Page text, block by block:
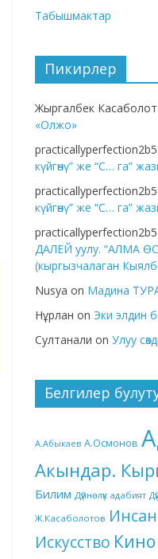
Табышмактар
Пикирлер
Жыргалбек Касаболот
«Олжо»
күйгөнү” же “С… га”
күйгөнү” же “С… га”
ДАЛЕЙ уулу. “АЛМА
(кыргызчалаган
Nusya on Мадина
Нұрлан on Эки элдин
Султанали on Улуу
Белгилер
А.Абыкаев А.Осмонов
Акындар.
Билим Дүйнөлүк адабият
Ж.Касаболотов Инсан
Искусство Кино